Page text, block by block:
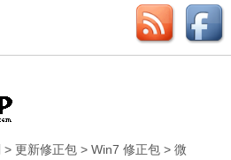
>更新修正包 >Win7 修正包 >微